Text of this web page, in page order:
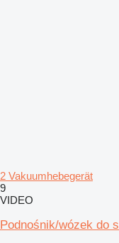
2 Vakuumhebegerät
9
VIDEO
Podnośnik/wózek do